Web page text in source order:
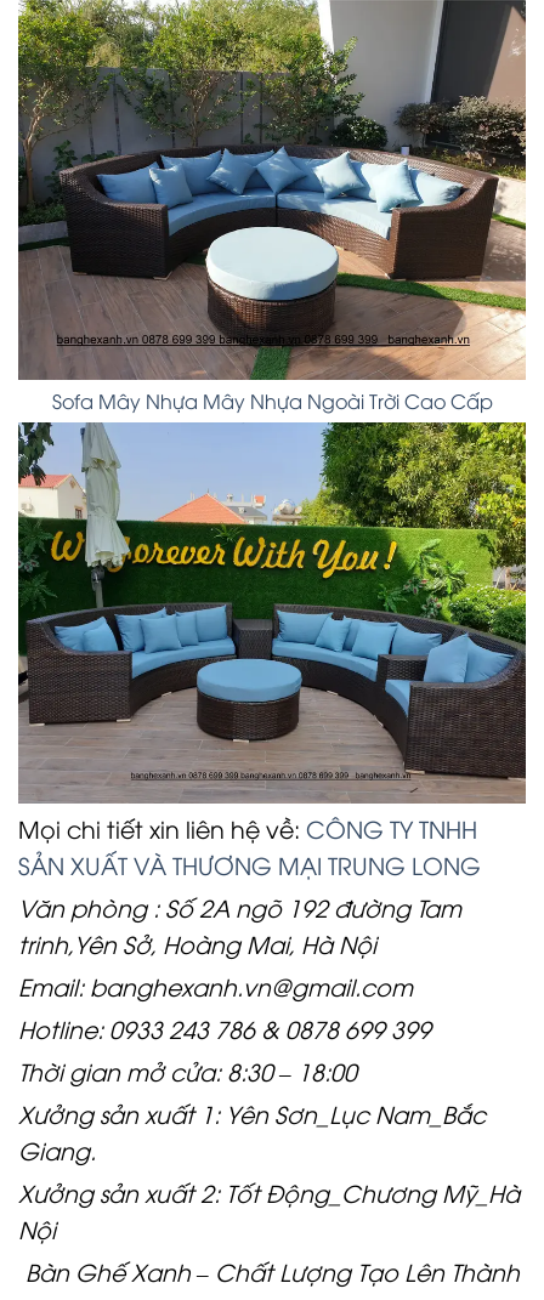
Sofa Mây Nhựa Mây Nhựa Ngoài Trời Cao Cấp
Mọi chi tiết xin liên hệ về: CÔNG TY TNHH
SẢN XUẤT VÀ THƯƠNG MẠI TRUNG LONG
Văn phòng : Số 2A ngõ 192 đường Tam
trinh,Yên Sở, Hoàng Mai, Hà Nội
Email: banghexanh.vn@gmail.com
Hotline: 0933 243 786 & 0878 699 399
Thời gian mở cửa: 8:30 – 18:00
Xưởng sản xuất 1: Yên Sơn_Lục Nam_Bắc
Giang.
Xưởng sản xuất 2: Tốt Động_Chương Mỹ_Hà
Nội
Bàn Ghế Xanh – Chất Lượng Tạo Lên Thành